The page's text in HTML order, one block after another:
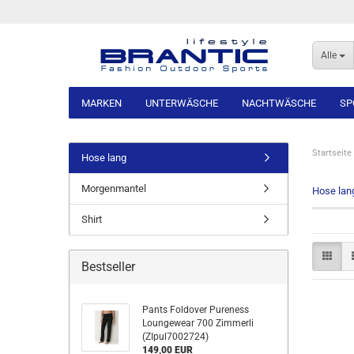
Alle
MARKEN UNTERWÄSCHE NACHTWÄSCHE
Startseite
Hose
Hose lang
Morgenmantel
Shirt
Bestseller
Pants Foldover Pureness
Loungewear 700 Zimmerli
(ZIpul7002724)
149,00 EUR